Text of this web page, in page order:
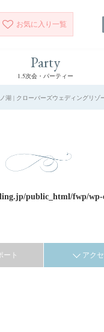
お気に入り 一覧
Party
1.5次会・パーティー
湖 | クローバーズウェディングリゾ
public_html/fwp/wp-
ート アク